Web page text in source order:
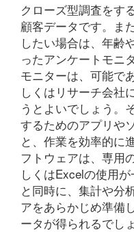
クローズ型調査をす
顧客データです。ま
したい場合は、年齢
ったアンケートモニ
モニターは、可能で
しくはリサーチ会社
うとよいでしょう。
するためのアプリや
と、作業を効率的に
フトウェアは、専用
しくはExcelの使用
と同時に、集計や分
アをあらかじめ準備
ータが得られるでしょ